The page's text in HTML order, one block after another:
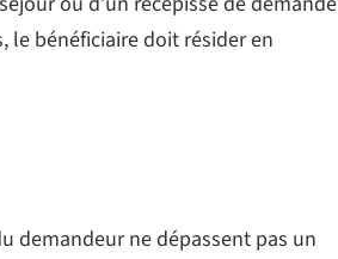
le bénéficiaire doit résider en
demandeur ne dépassent pas un